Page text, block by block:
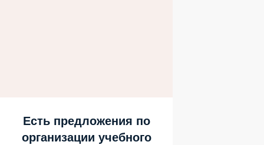
Есть предложения по
организации учебного